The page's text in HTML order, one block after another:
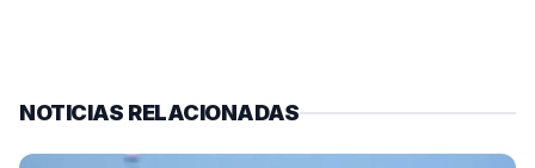
NOTICIAS RELACIONADAS